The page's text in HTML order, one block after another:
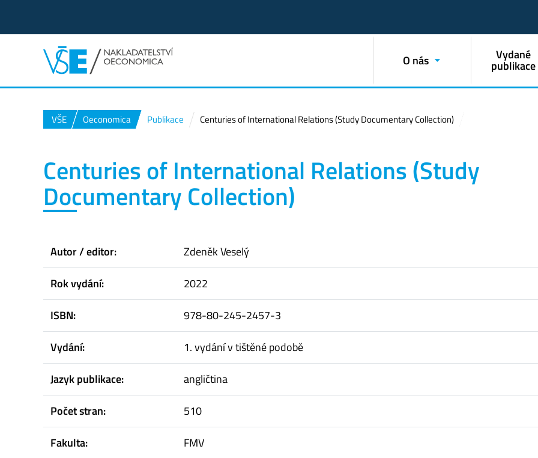
O nás Vydané
publikace
VŠE Oeconomica Publikace Centuries of International Relations (Study Documentary Collection)
Centuries of International Relations (Study
Documentary Collection)
Autor / editor:
Zdeněk Veselý
Rok vydání:
2022
ISBN:
978-80-245-2457-3
Vydání:
1. vydání v tištěné podobě
Jazyk publikace:
angličtina
Počet stran:
510
Fakulta:
FMV